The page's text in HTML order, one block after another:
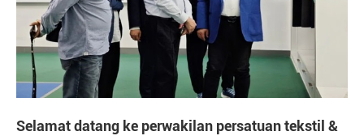
Selamat datang ke perwakilan persatuan tekstil &